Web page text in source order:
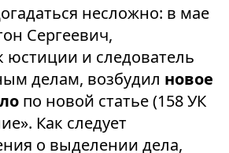
несложно: в мае
Сергеевич,
юстиции и следователь
делам, возбудил новое
по новой статье (158 УК
Как следует
о выделении дела,